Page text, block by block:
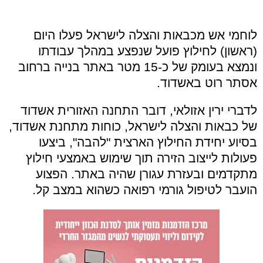
לוחמי אש מכבאות והצלה לישראל פעלו היום
(ראשון) לחילוץ פועל שנפצע במהלך עבודתו
ונמצא בעומק של כ-15 מטר באתר בנייה ברחוב
אסתר רוט באשדוד.
לדברי ירין אזולאי, דובר התחנה האזורית אשדוד
של כבאות והצלה לישראל, כוחות מתחנת אשדוד,
בסיוע יחידת החילוץ הארצית "להבה", ביצעו
פעולות לייצוב הזירה תוך שימוש באמצעי חילוץ
מתקדמים ובעזרת עגורן שהיה באתר. הפצוע
הועבר לטיפול גורמי רפואה כשהוא במצב קל.